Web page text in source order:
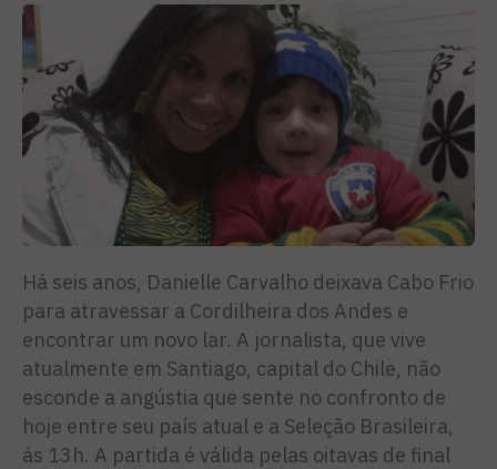
Há seis anos, Danielle Carvalho deixava Cabo Frio
para atravessar a Cordilheira dos Andes e
encontrar um novo lar. A jornalista, que vive
atualmente em Santiago, capital do Chile, não
esconde a angústia que sente no confronto de
hoje entre seu país atual e a Seleção Brasileira,
ás 13h. A partida é válida pelas oitavas de final